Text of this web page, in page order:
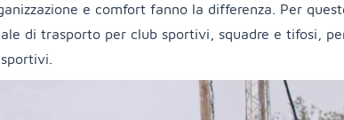
e comfort fanno la differenza. Per
di trasporto per club sportivi, squadre e tifosi,